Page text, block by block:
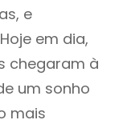
e
em dia,
chegaram à
um sonho
mais